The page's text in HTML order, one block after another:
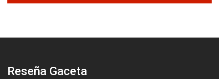
Reseña Gaceta